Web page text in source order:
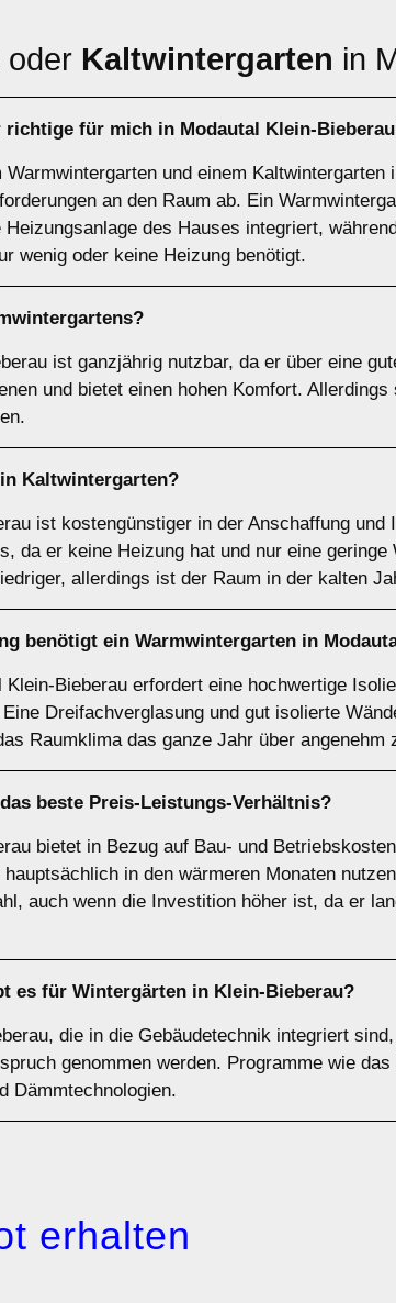
oder Kaltwintergarten in
für mich in Modautal Klein-
und einem
an den Raum ab. Ein
des Hauses integriert,
wenig oder keine Heizung benötigt.
?
ist ganzjährig nutzbar, da er über eine
und bietet einen hohen Komfort.
Kaltwintergarten?
ist kostengünstiger in der Anschaffung
da er keine Heizung hat und nur eine
allerdings ist der Raum in der kalten
benötigt ein Warmwintergarten in
Bieberau erfordert eine hochwertige
Dreifachverglasung und gut isolierte
Raumklima das ganze Jahr über angenehm
beste Preis-Leistungs-Verhältnis?
bietet in Bezug auf Bau- und
in den wärmeren Monaten
auch wenn die Investition höher ist, da er
es für Wintergärten in Klein-Bieberau?
die in die Gebäudetechnik integriert
genommen werden. Programme wie
Dämmtechnologien.
erhalten